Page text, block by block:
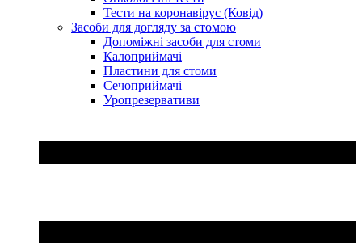
Тести на коронавірус (Ковід)
Засоби для догляду за стомою
Допоміжні засоби для стоми
Калоприймачі
Пластини для стоми
Сечоприймачі
Уропрезервативи